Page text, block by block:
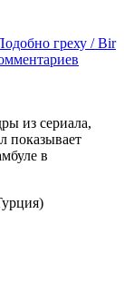
греху / Bir
из сериала,
показывает
в